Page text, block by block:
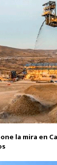
la mira en